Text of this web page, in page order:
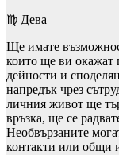
♍ Дева
Ще имате
които ще ви окажат
дейности и
напредък чрез
личния живот ще
връзка, ще се
Необвързаните
контакти или общи